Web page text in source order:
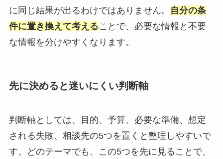
に同じ結果が出るわけではありません。
自分の条
件に置き換えて考えることで、必要な情報と不要
な情報を分けやすくなります。
先に決めると迷いにくい判断軸
判断軸としては、目的、予算、必要な準備、想定
される失敗、相談先の5つを置くと整理しやすいで
す。どのテーマでも、この5つを先に見ることで、